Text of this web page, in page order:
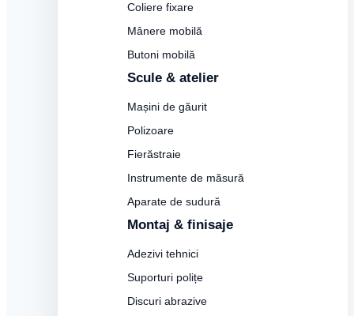
Coliere fixare
Mânere mobilă
Butoni mobilă
Scule & atelier
Mașini de găurit
Polizoare
Fierăstraie
Instrumente de măsură
Aparate de sudură
Montaj & finisaje
Adezivi tehnici
Suporturi polițe
Discuri abrazive